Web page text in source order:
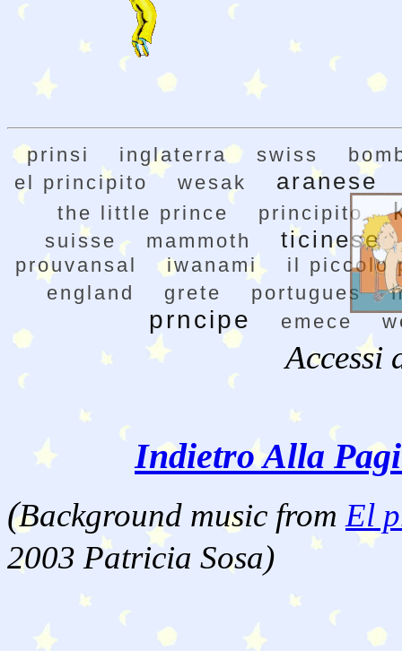
prinsi inglaterra swiss
el principito
wesak aranese
the little prince principito
suisse mammoth ticinese
prouvansal iwanami
il piccolo
england
grete portugues
prncipe emece
Accessi
Indietro Alla
(Background music from El
2003 Patricia Sosa)